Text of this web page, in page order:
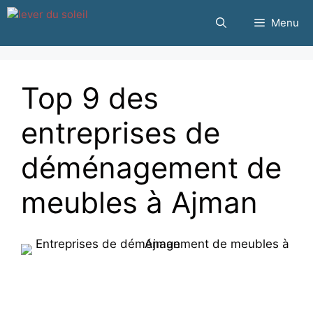
Passer
contenu
Menu
Top 9 des
entreprises de
déménagement de
meubles à Ajman